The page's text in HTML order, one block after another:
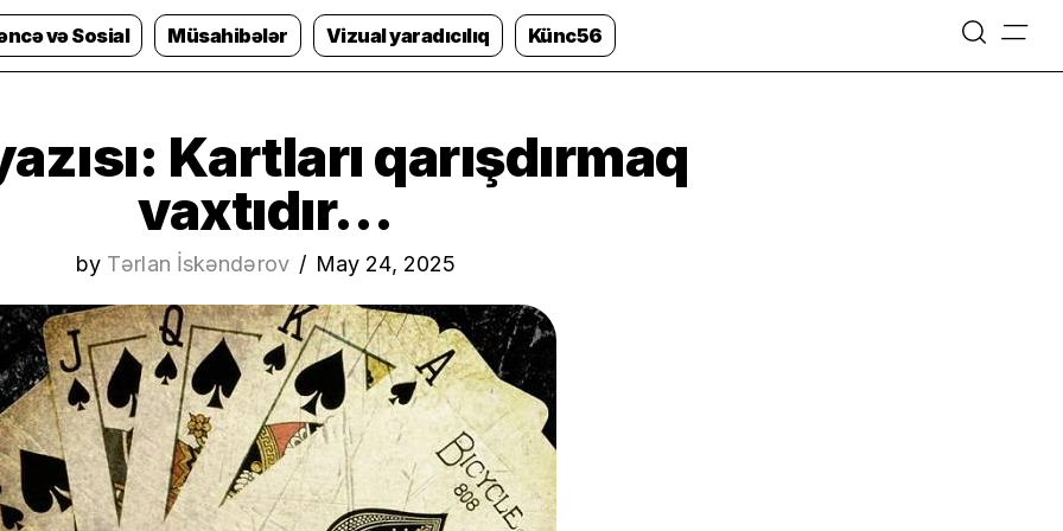
və Sosial Müsahibələr Vizual yaradıcılıq Künc56 =
Kartları qarışdırmaq
vaxtıdır…
by Tərlan İskəndərov May 24, 2025